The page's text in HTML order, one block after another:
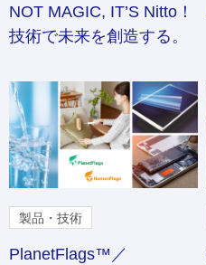
NOT MAGIC, IT’S Nitto！
技術で未来を創造する。
製品・技術
PlanetFlags™／